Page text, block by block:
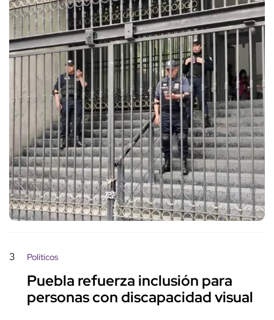
3 Políticos
Puebla refuerza inclusión para
personas con discapacidad visual